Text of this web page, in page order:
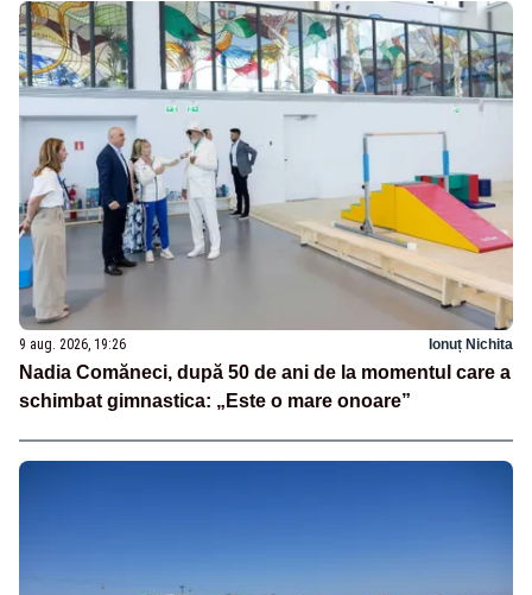
9 aug. 2026, 19:26 Ionuț Nichita
Nadia Comăneci, după 50 de ani de la momentul care a
schimbat gimnastica: „Este o mare onoare”